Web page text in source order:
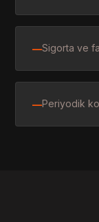
—Sigorta ve
—Periyodik